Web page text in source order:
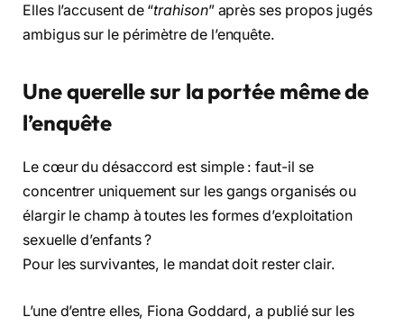
Elles l’accusent de “trahison” après ses propos jugés
ambigus sur le périmètre de l’enquête.
Une querelle sur la portée même de
l’enquête
Le cœur du désaccord est simple : faut-il se
concentrer uniquement sur les gangs organisés ou
élargir le champ à toutes les formes d’exploitation
sexuelle d’enfants ?
Pour les survivantes, le mandat doit rester clair.
L’une d’entre elles, Fiona Goddard, a publié sur les